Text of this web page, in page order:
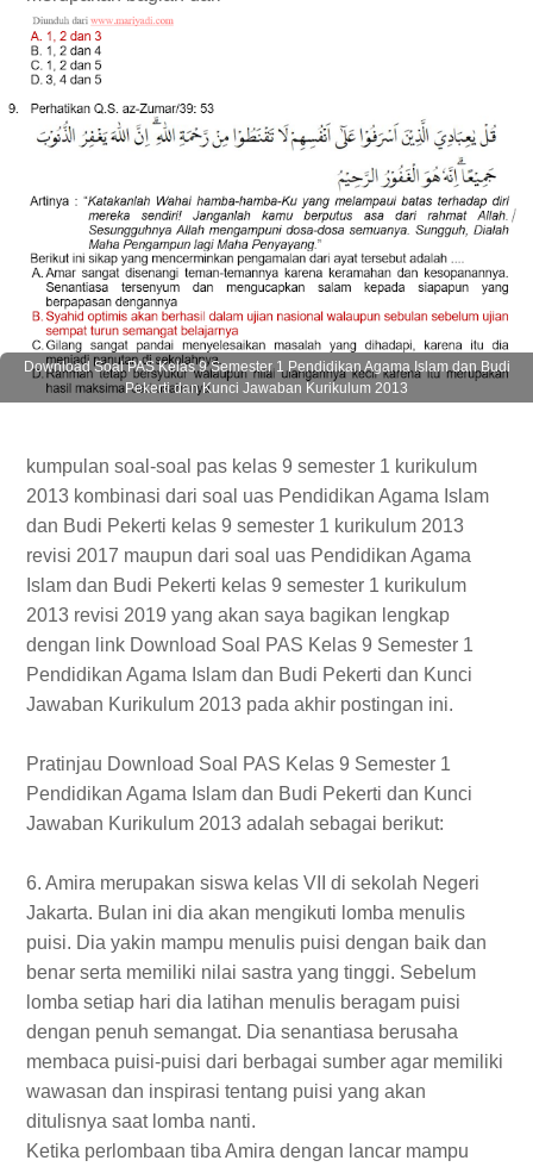
Download Soal PAS Kelas 9 Semester 1 Pendidikan Agama Islam dan Budi
Pekerti dan Kunci Jawaban Kurikulum 2013
kumpulan soal-soal pas kelas 9 semester 1 kurikulum
2013 kombinasi dari soal uas Pendidikan Agama Islam
dan Budi Pekerti kelas 9 semester 1 kurikulum 2013
revisi 2017 maupun dari soal uas Pendidikan Agama
Islam dan Budi Pekerti kelas 9 semester 1 kurikulum
2013 revisi 2019 yang akan saya bagikan lengkap
dengan link Download Soal PAS Kelas 9 Semester 1
Pendidikan Agama Islam dan Budi Pekerti dan Kunci
Jawaban Kurikulum 2013 pada akhir postingan ini.
Pratinjau Download Soal PAS Kelas 9 Semester 1
Pendidikan Agama Islam dan Budi Pekerti dan Kunci
Jawaban Kurikulum 2013 adalah sebagai berikut:
6. Amira merupakan siswa kelas VII di sekolah Negeri
Jakarta. Bulan ini dia akan mengikuti lomba menulis
puisi. Dia yakin mampu menulis puisi dengan baik dan
benar serta memiliki nilai sastra yang tinggi. Sebelum
lomba setiap hari dia latihan menulis beragam puisi
dengan penuh semangat. Dia senantiasa berusaha
membaca puisi-puisi dari berbagai sumber agar memiliki
wawasan dan inspirasi tentang puisi yang akan
ditulisnya saat lomba nanti.
Ketika perlombaan tiba Amira dengan lancar mampu